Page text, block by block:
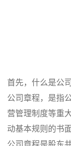
首先，什么是公
公司章程，是指
营管理制度等重
动基本规则的书
公司章程是股东